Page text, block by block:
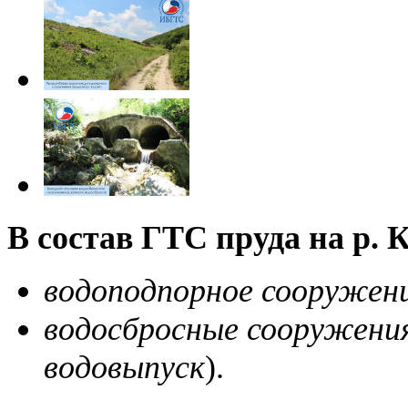
В состав ГТС пруда на р.
водоподпорное
водосбросные
водовыпуск).